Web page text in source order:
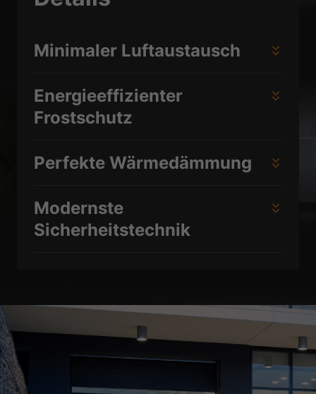
Minimaler Luftaustausch
Energieeffizienter
Frostschutz
Perfekte Wärmedämmung
Modernste
Sicherheitstechnik